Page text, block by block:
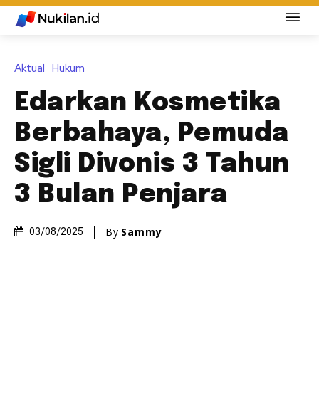
Aktual Hukum
Edarkan Kosmetika
Berbahaya, Pemuda
Sigli Divonis 3 Tahun
3 Bulan Penjara
03/08/2025 By Sammy